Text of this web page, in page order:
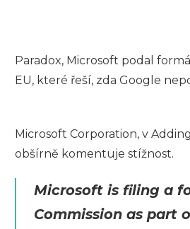
Paradox, Microsoft podal
EU, které řeší, zda Google
Microsoft Corporation, v
obšírně komentuje stížnost.
Microsoft is filing a
Commission as part